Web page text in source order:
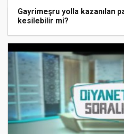
Gayrimeşru yolla kazanılan
kesilebilir mi?